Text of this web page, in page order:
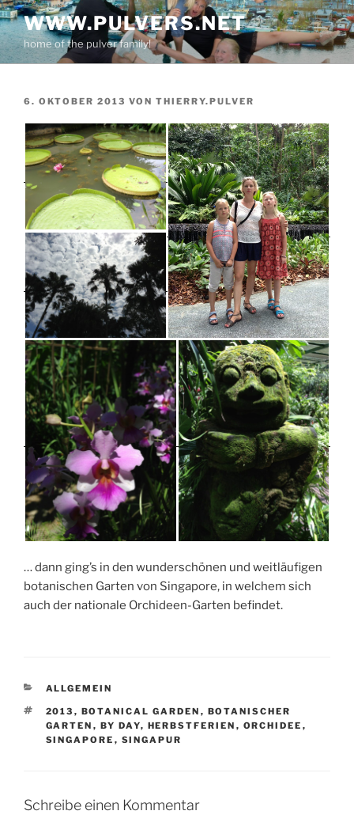
Zum
Inhalt
springen
WWW.PULVERS.NET
home of the pulver family!
VERÖFFENTLICHT
6. OKTOBER 2013 VON THIERRY.PULVER
… dann ging’s in den wunderschönen und weitläufigen
botanischen Garten von Singapore, in welchem sich
auch der nationale Orchideen-Garten befindet.
KATEGORIEN
ALLGEMEIN
SCHLAGWÖRTER
2013 , BOTANICAL GARDEN , BOTANISCHER
GARTEN , BY DAY, HERBSTFERIEN , ORCHIDEE ,
SINGAPORE , SINGAPUR
Schreibe einen Kommentar